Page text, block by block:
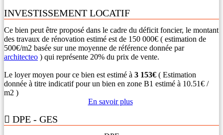
INVESTISSEMENT LOCATIF
Ce bien peut être proposé dans le cadre du déficit foncier, le montant
des travaux de rénovation estimé est de 150 000€ ( estimation de
500€/m2 basée sur une moyenne de référence donnée par
architecteo ) qui représente 20% du prix de vente.
Le loyer moyen pour ce bien est estimé à 3 153€ ( Estimation
donnée à titre indicatif pour un bien en zone B1 estimé à 10.51€ /
m2 )
En savoir plus
DPE - GES